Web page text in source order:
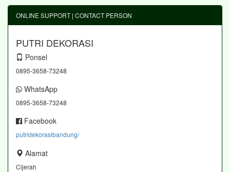
ONLINE SUPPORT | CONTACT PERSON
PUTRI DEKORASI
Ponsel
0895-3658-73248
WhatsApp
0895-3658-73248
Facebook
putridekorasibandung/
Alamat
Cijerah